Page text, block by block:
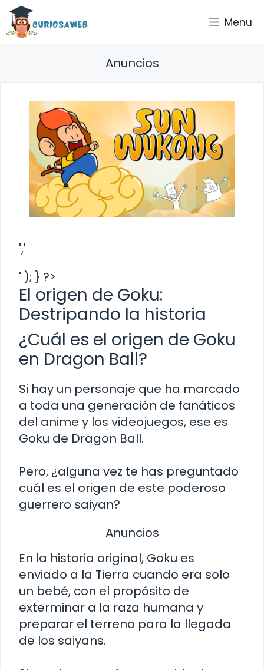
Saltar
contenido
Menu
Anuncios
','
' ); } ?>
El origen de Goku:
Destripando la historia
¿Cuál es el origen de Goku
en Dragon Ball?
Si hay un personaje que ha marcado
a toda una generación de fanáticos
del anime y los videojuegos, ese es
Goku de Dragon Ball.
Pero, ¿alguna vez te has preguntado
cuál es el origen de este poderoso
guerrero saiyan?
Anuncios
En la historia original, Goku es
enviado a la Tierra cuando era solo
un bebé, con el propósito de
exterminar a la raza humana y
preparar el terreno para la llegada
de los saiyans.